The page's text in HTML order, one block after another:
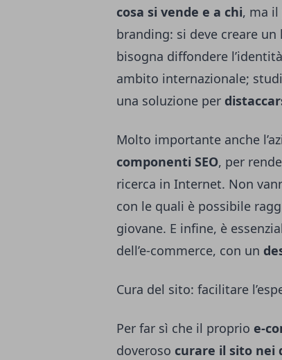
cosa si vende e a chi, ma
branding: si deve creare un
bisogna diffondere
ambito internazionale;
una soluzione per
Molto importante anche
componenti SEO, per
ricerca in Internet. Non
con le quali è possibile
giovane. E infine, è
dell’e-commerce, con un
Cura del sito: facilitare
Per far sì che il proprio e-
doveroso curare il sito nei